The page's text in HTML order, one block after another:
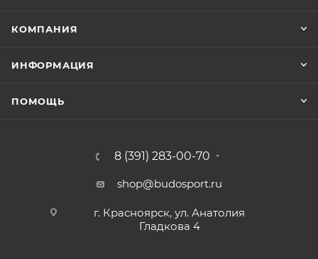
КОМПАНИЯ
ИНФОРМАЦИЯ
ПОМОЩЬ
8 (391) 283-00-70
shop@budosport.ru
г. Красноярск, ул. Анатолия
Гладкова 4